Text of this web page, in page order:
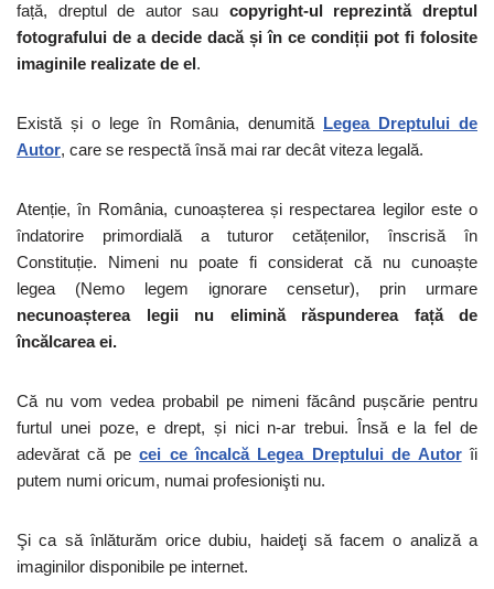
față, dreptul de autor sau copyright-ul reprezintă dreptul
fotografului de a decide dacă și în ce condiții pot fi folosite
imaginile realizate de el.
Există și o lege în România, denumită Legea Dreptului de
Autor, care se respectă însă mai rar decât viteza legală.
Atenție, în România, cunoașterea și respectarea legilor este o
îndatorire primordială a tuturor cetățenilor, înscrisă în
Constituție. Nimeni nu poate fi considerat că nu cunoaște
legea (Nemo legem ignorare censetur), prin urmare
necunoașterea legii nu elimină răspunderea față de
încălcarea ei.
Că nu vom vedea probabil pe nimeni făcând pușcărie pentru
furtul unei poze, e drept, și nici n-ar trebui. Însă e la fel de
adevărat că pecei ce încalcă Legea Dreptului de Autor îi
putem numi oricum, numai profesionişti nu.
Şi ca să înlăturăm orice dubiu, haideţi să facem o analiză a
imaginilor disponibile pe internet.